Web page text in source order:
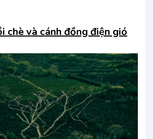
chè và cánh đồng điện gió